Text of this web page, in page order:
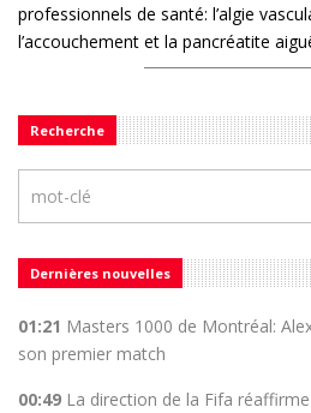
professionnels de santé: l’algie
l’accouchement et la pancréatite
Recherche
Dernières nouvelles
01:21 Masters 1000 de Montréal:
son premier match
00:49 La direction de la Fifa